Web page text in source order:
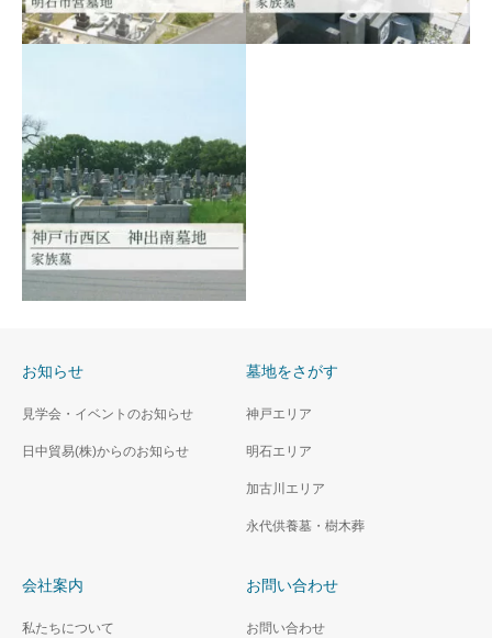
明石市営 石ヶ谷墓園
明石市大久保町 明石市営墓
地
神戸市西区 神出南墓地
神戸市西区神出町田井
お知らせ
見学会・イベントのお知らせ
日中貿易(株)からのお知らせ
墓地をさがす
神戸エリア
明石エリア
加古川エリア
永代供養墓・樹木葬
会社案内
私たちについて
お問い合わせ
お問い合わせ